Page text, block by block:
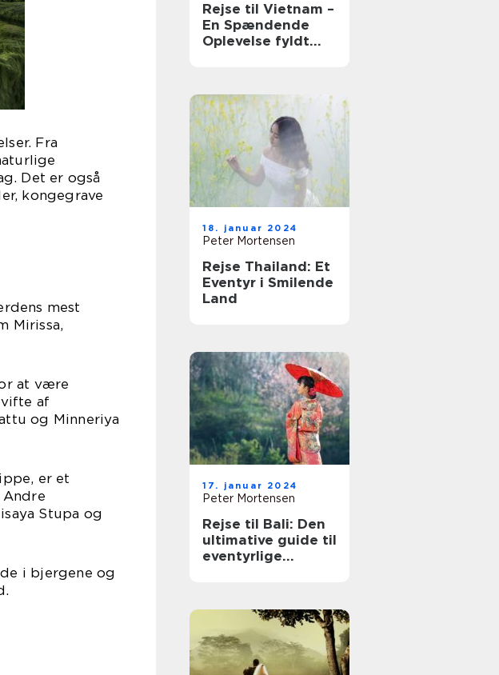
Fra
Det er også
kongegrave
mest
Mirissa,
at være
af
og Minneriya
er et
Stupa og
i bjergene og
Rejse til Vietnam –
En Spændende
Oplevelse fyldt
18. januar 2024
Peter Mortensen
Rejse Thailand: Et
Eventyr i Smilende
Land
17. januar 2024
Peter Mortensen
Rejse til Bali: Den
ultimative guide til
eventyrlige